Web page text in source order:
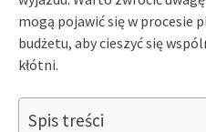
mogą pojawić się w procesie
budżetu, aby cieszyć się
kłótni.
Spis treści